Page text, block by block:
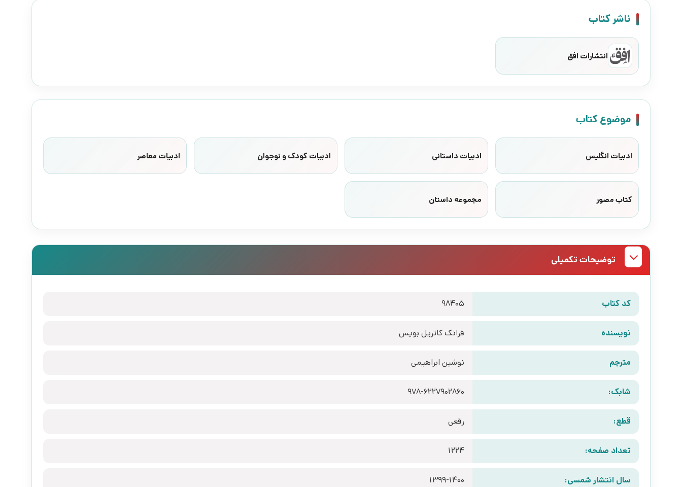
ناشر کتاب
انتشارات افق
موضوع کتاب
ادبیات انگلیس ادبیات داستانی ادبیات کودک و نوجوان ادبیات معاصر
کتاب مصور مجموعه داستان
توضیحات تکمیلی
کد کتاب 98405
نویسنده فرانک کاتریل بویس
مترجم نوشین ابراهیمی
شابک: 978-6227902860
قطع: رقعی
تعداد صفحه: 1224
سال انتشار شمسی: 1399-1400